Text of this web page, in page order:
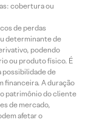
cobertura ou
de perdas
determinante de
podendo
ou produto físico. É
possibilidade de
financeira. A duração
patrimônio do cliente
de mercado,
afetar o